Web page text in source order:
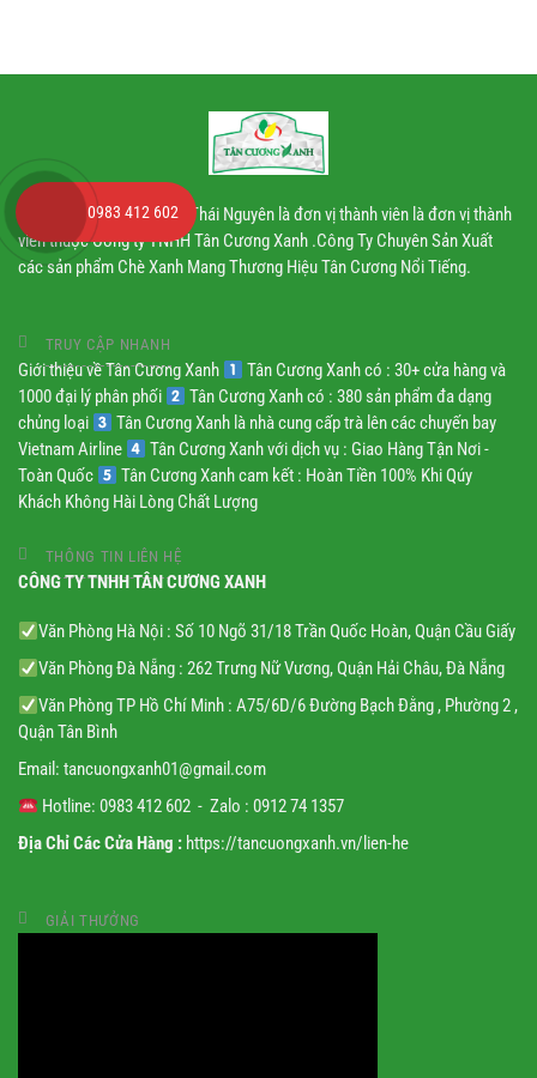
Nhà máy chè Tân Cương Thái Nguyên là đơn vị thành viên là đơn vị thành
viên thuộc Công ty TNHH Tân Cương Xanh .Công Ty Chuyên Sản Xuất
các sản phẩm Chè Xanh Mang Thương Hiệu Tân Cương Nổi Tiếng.
TRUY CẬP NHANH
Giới thiệu về Tân Cương Xanh
Tân Cương Xanh có : 30+ cửa hàng và
1000 đại lý phân phối
Tân Cương Xanh có : 380 sản phẩm đa dạng
chủng loại
Tân Cương Xanh là nhà cung cấp trà lên các chuyến bay
Vietnam Airline
Tân Cương Xanh với dịch vụ : Giao Hàng Tận Nơi -
Toàn Quốc
Tân Cương Xanh cam kết : Hoàn Tiền 100% Khi Qúy
Khách Không Hài Lòng Chất Lượng
THÔNG TIN LIÊN HỆ
CÔNG TY TNHH TÂN CƯƠNG XANH
Văn Phòng Hà Nội : Số 10 Ngõ 31/18 Trần Quốc Hoàn, Quận Cầu Giấy
Văn Phòng Đà Nẵng : 262 Trưng Nữ Vương, Quận Hải Châu, Đà Nẵng
Văn Phòng TP Hồ Chí Minh : A75/6D/6 Đường Bạch Đằng , Phường 2 ,
Quận Tân Bình
Email: tancuongxanh01@gmail.com
Hotline: 0983 412 602 - Zalo : 0912 74 1357
Địa Chỉ Các Cửa Hàng : https://tancuongxanh.vn/lien-he
GIẢI THƯỞNG
0983 412 602